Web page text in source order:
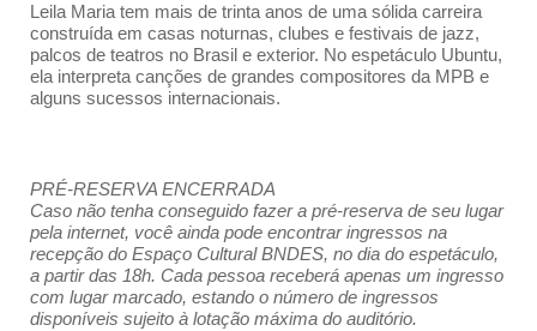
Leila Maria tem mais de trinta anos de uma sólida carreira
construída em casas noturnas, clubes e festivais de jazz,
palcos de teatros no Brasil e exterior. No espetáculo Ubuntu,
ela interpreta canções de grandes compositores da MPB e
alguns sucessos internacionais.
PRÉ-RESERVA ENCERRADA
Caso não tenha conseguido fazer a pré-reserva de seu lugar
pela internet, você ainda pode encontrar ingressos na
recepção do Espaço Cultural BNDES, no dia do espetáculo,
a partir das 18h. Cada pessoa receberá apenas um ingresso
com lugar marcado, estando o número de ingressos
disponíveis sujeito à lotação máxima do auditório.